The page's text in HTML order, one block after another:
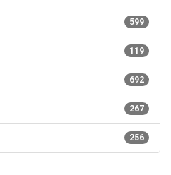
599
119
692
267
256